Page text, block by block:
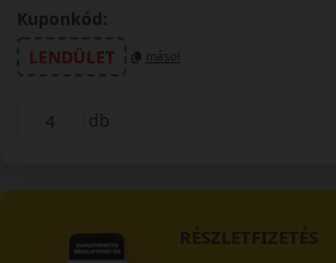
Kuponkód:
LENDÜLET
másol
db
RÉSZLETFIZETÉS